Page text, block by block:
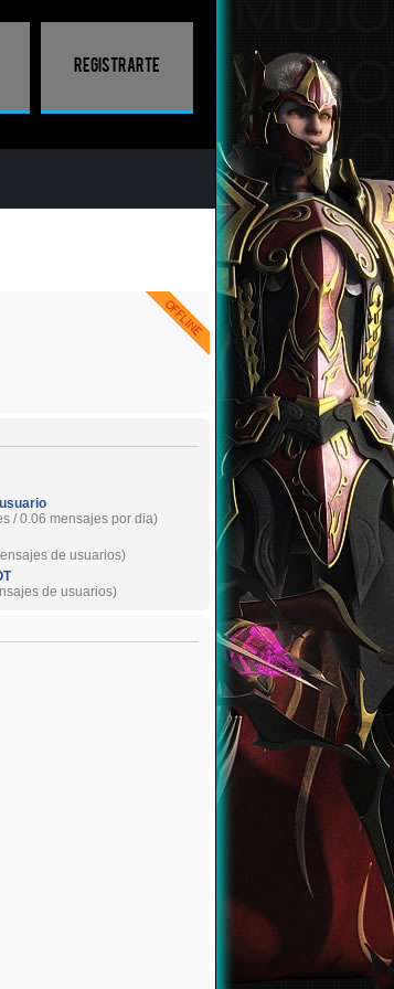
Registrarte
/ 0.06 mensajes por dia)
de usuarios)
de usuarios)